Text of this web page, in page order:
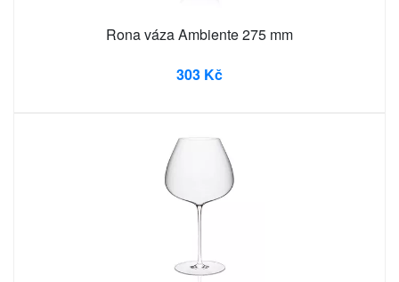
Rona váza Ambiente 275 mm
303 Kč